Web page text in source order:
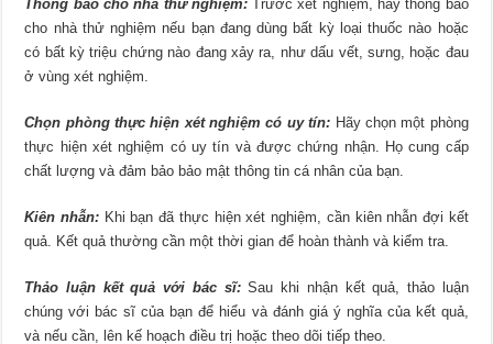
Thông báo cho nhà thử nghiệm:Trước xét nghiệm, hãy thông báo
cho nhà thử nghiệm nếu bạn đang dùng bất kỳ loại thuốc nào hoặc
có bất kỳ triệu chứng nào đang xảy ra, như dấu vết, sưng, hoặc đau
ở vùng xét nghiệm.
Chọn phòng thực hiện xét nghiệm có uy tín: Hãy chọn một phòng
thực hiện xét nghiệm có uy tín và được chứng nhận. Họ cung cấp
chất lượng và đảm bảo bảo mật thông tin cá nhân của bạn.
Kiên nhẫn:Khi bạn đã thực hiện xét nghiệm, cần kiên nhẫn đợi kết
quả. Kết quả thường cần một thời gian để hoàn thành và kiểm tra.
Thảo luận kết quả với bác sĩ:Sau khi nhận kết quả, thảo luận
chúng với bác sĩ của bạn để hiểu và đánh giá ý nghĩa của kết quả,
và nếu cần, lên kế hoạch điều trị hoặc theo dõi tiếp theo.